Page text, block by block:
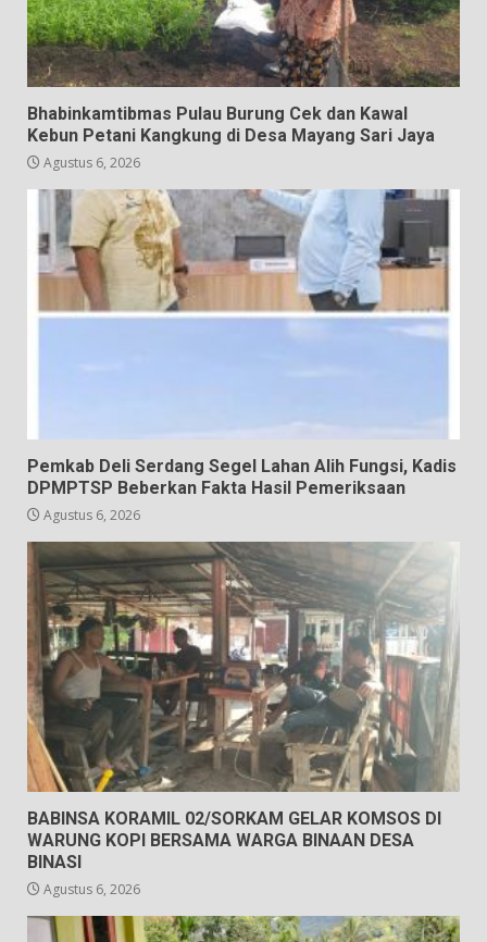
Bhabinkamtibmas Pulau Burung Cek dan Kawal
Kebun Petani Kangkung di Desa Mayang Sari Jaya
Agustus 6, 2026
Pemkab Deli Serdang Segel Lahan Alih Fungsi, Kadis
DPMPTSP Beberkan Fakta Hasil Pemeriksaan
Agustus 6, 2026
BABINSA KORAMIL 02/SORKAM GELAR KOMSOS DI
WARUNG KOPI BERSAMA WARGA BINAAN DESA
BINASI
Agustus 6, 2026